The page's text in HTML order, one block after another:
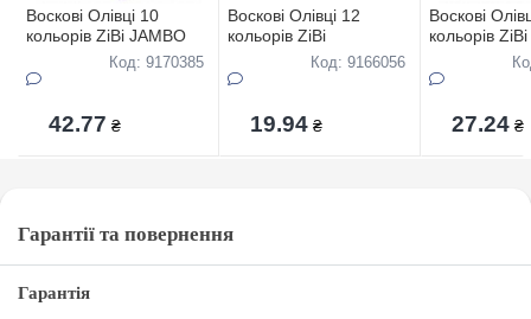
Воскові Олівці 10
кольорів ZiBi JAMBO
Код: 9170385
42.77 ₴
Воскові Олівці 12
кольорів ZiBi
Код: 9166056
19.94 ₴
Воскові
кольорів
27.24 ₴
Гарантії та повернення
Гарантія